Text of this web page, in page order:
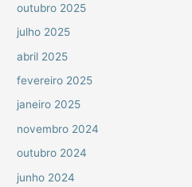
outubro 2025
julho 2025
abril 2025
fevereiro 2025
janeiro 2025
novembro 2024
outubro 2024
junho 2024